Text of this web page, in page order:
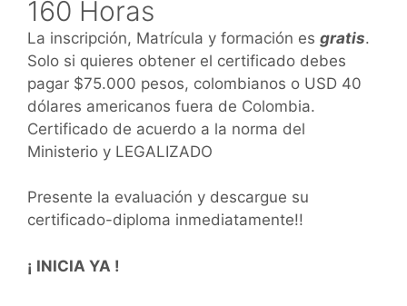
160 Horas
La inscripción, Matrícula y formación es gratis.
Solo si quieres obtener el certificado debes
pagar $75.000 pesos, colombianos o USD 40
dólares americanos fuera de Colombia.
Certificado de acuerdo a la norma del
Ministerio y LEGALIZADO
Presente la evaluación y descargue su
certificado-diploma inmediatamente!!
¡ INICIA YA !